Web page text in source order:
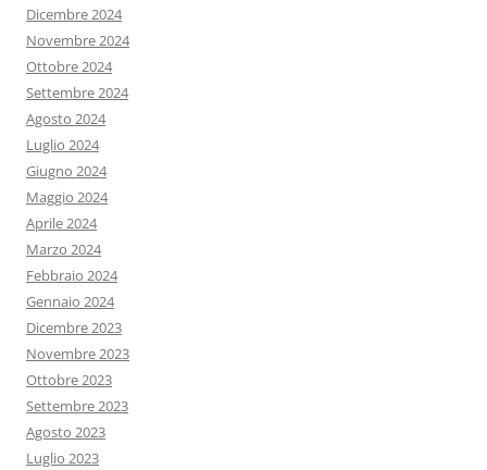
Dicembre 2024
Novembre 2024
Ottobre 2024
Settembre 2024
Agosto 2024
Luglio 2024
Giugno 2024
Maggio 2024
Aprile 2024
Marzo 2024
Febbraio 2024
Gennaio 2024
Dicembre 2023
Novembre 2023
Ottobre 2023
Settembre 2023
Agosto 2023
Luglio 2023